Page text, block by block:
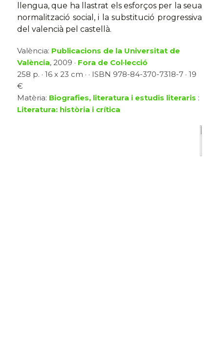
llengua, que ha llastrat els esforços per la seua
normalització social, i la substitució progressiva
del valencià pel castellà.
València: Publicacions de la Universitat de
València, 2009 · Fora de Col·lecció
258 p. · 16 x 23 cm · · ISBN 978-84-370-7318-7 · 19
€
Matèria: Biografies, literatura i estudis literaris :
Literatura: història i crítica